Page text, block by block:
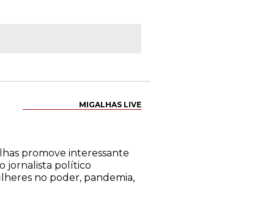
MIGALHAS LIVE
promove interessante
jornalista político
no poder, pandemia,